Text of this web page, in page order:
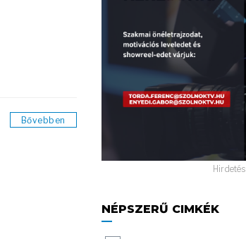
Bővebben
Hirdetés
NÉPSZERŰ CIMKÉK